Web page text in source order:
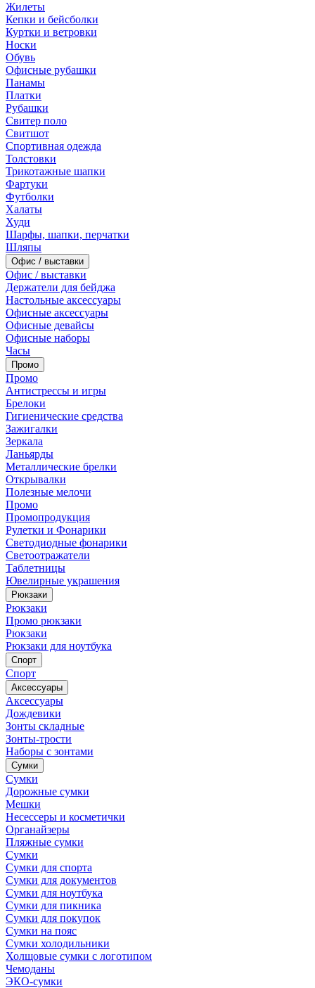
Жилеты
Кепки и бейсболки
Куртки и ветровки
Носки
Обувь
Офисные рубашки
Панамы
Платки
Рубашки
Свитер поло
Свитшот
Спортивная одежда
Толстовки
Трикотажные шапки
Фартуки
Футболки
Халаты
Худи
Шарфы, шапки, перчатки
Шляпы
Офис / выставки
Офис / выставки
Держатели для бейджа
Настольные аксессуары
Офисные аксессуары
Офисные девайсы
Офисные наборы
Часы
Промо
Промо
Антистрессы и игры
Брелоки
Гигиенические средства
Зажигалки
Зеркала
Ланьярды
Металлические брелки
Открывалки
Полезные мелочи
Промо
Промопродукция
Рулетки и Фонарики
Светодиодные фонарики
Светоотражатели
Таблетницы
Ювелирные украшения
Рюкзаки
Рюкзаки
Промо рюкзаки
Рюкзаки
Рюкзаки для ноутбука
Спорт
Спорт
Аксессуары
Аксессуары
Дождевики
Зонты складные
Зонты-трости
Наборы с зонтами
Сумки
Сумки
Дорожные сумки
Мешки
Несессеры и косметички
Органайзеры
Пляжные сумки
Сумки
Сумки для спорта
Сумки для документов
Сумки для ноутбука
Сумки для пикника
Сумки для покупок
Сумки на пояс
Сумки холодильники
Холщовые сумки с логотипом
Чемоданы
ЭКО-сумки